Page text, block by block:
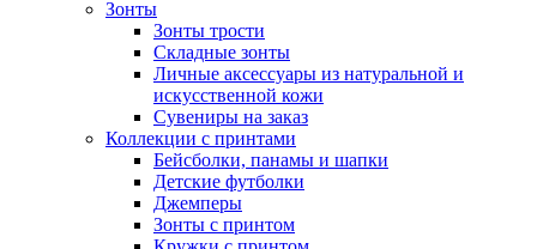
Зонты
Зонты трости
Складные зонты
Личные аксессуары из натуральной и
искусственной кожи
Сувениры на заказ
Коллекции с принтами
Бейсболки, панамы и шапки
Детские футболки
Джемперы
Зонты с принтом